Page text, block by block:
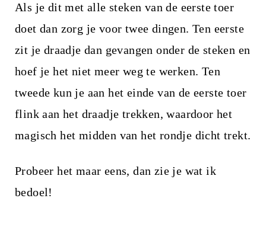
Als je dit met alle steken van de eerste toer
doet dan zorg je voor twee dingen. Ten eerste
zit je draadje dan gevangen onder de steken en
hoef je het niet meer weg te werken. Ten
tweede kun je aan het einde van de eerste toer
flink aan het draadje trekken, waardoor het
magisch het midden van het rondje dicht trekt.
Probeer het maar eens, dan zie je wat ik
bedoel!